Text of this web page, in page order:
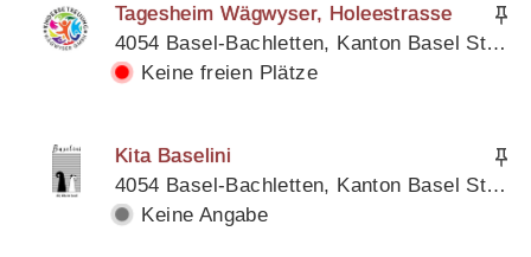
Tagesheim Wägwyser, Holeestrasse
4054 Basel-Bachletten, Kanton Basel Stadt
Keine freien Plätze
Kita Baselini
4054 Basel-Bachletten, Kanton Basel Stadt
Keine Angabe